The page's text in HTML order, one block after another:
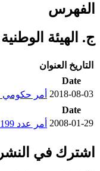
الفهرس
ج. الهيئة
التاريخ العنوان
Date
2018-08-03 أمر حكومي عدد 623 لسنة 2018 مؤرخ في 3 أوت 2018 يتعلق بتسمية رئيس الهيئة
Date
2008-01-29 أمر عدد 199 لسنة 2008 مؤرخ في 29 جانفي 2008 يتعلق بضبط مقدار المنحة المسندة لأعضاء الهيئة الوطنية لحماية المعطيات الشخصية
اشترك في